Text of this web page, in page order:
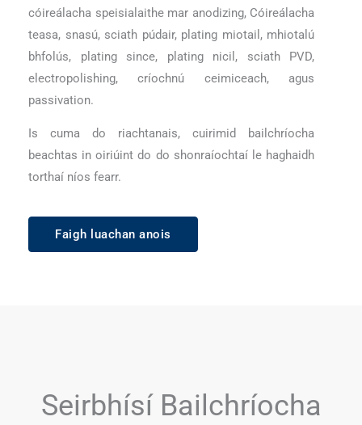
cóireálacha speisialaithe mar anodizing, Cóireálacha
teasa, snasú, sciath púdair, plating miotail, mhiotalú
bhfolús, plating since, plating nicil, sciath PVD,
electropolishing, críochnú ceimiceach, agus
passivation.
Is cuma do riachtanais, cuirimid bailchríocha
beachtas in oiriúint do do shonraíochtaí le haghaidh
torthaí níos fearr.
Faigh luachan anois
Seirbhísí Bailchríocha